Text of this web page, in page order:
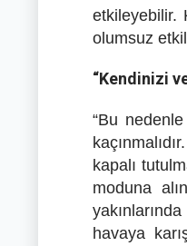
etkileyebilir.
olumsuz
“Kendinizi
“Bu
kapalı
moduna
havaya